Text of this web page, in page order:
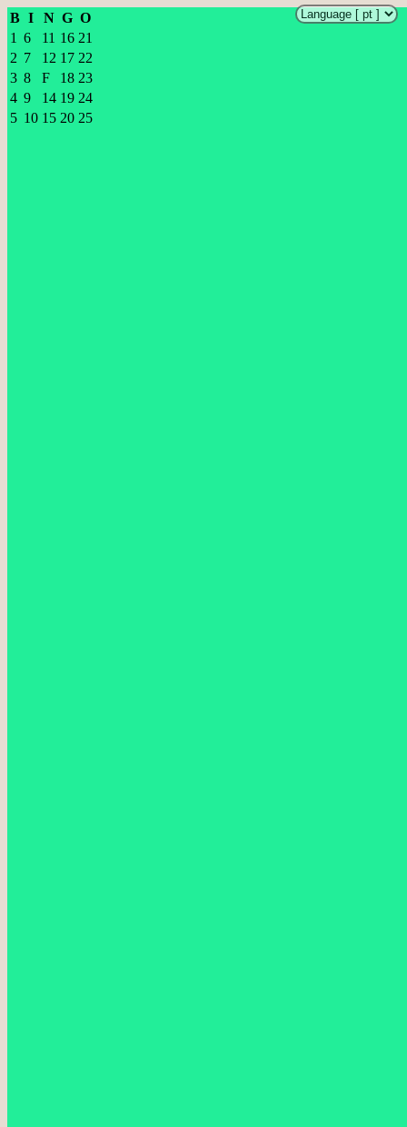
B I N G O
1 6 11 16 21
2 7 12 17 22
3 8 F 18 23
4 9 14 19 24
5 10 15 20 25